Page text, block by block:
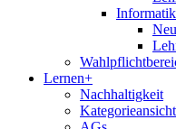
Informatik
Lernen+
Nachhaltigkeit
Kategorieansicht